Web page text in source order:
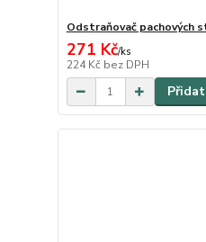
Odstraňovač pachových
271 Kč/ks
224 Kč bez DPH